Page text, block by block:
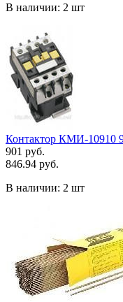
В наличии: 2 шт
Контактор КМИ-
901 руб.
846.94 руб.
В наличии: 2 шт